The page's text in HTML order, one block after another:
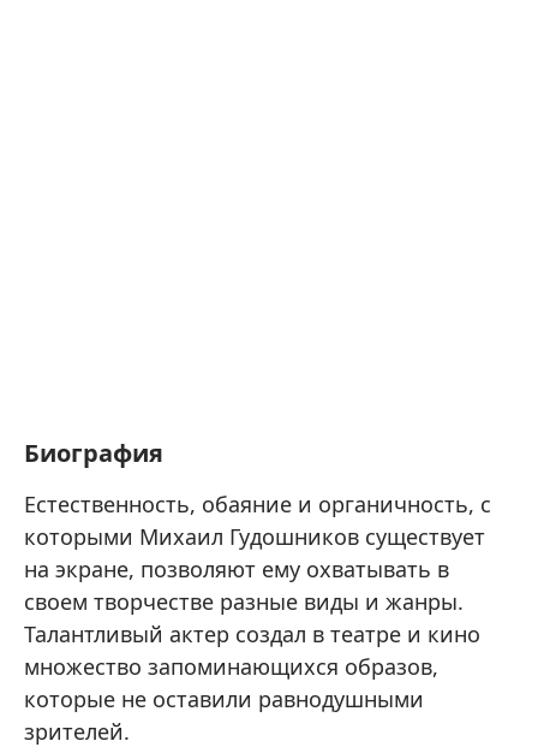
Биография
Естественность, обаяние и органичность, с
которыми Михаил Гудошников существует
на экране, позволяют ему охватывать в
своем творчестве разные виды и жанры.
Талантливый актер создал в театре и кино
множество запоминающихся образов,
которые не оставили равнодушными
зрителей.